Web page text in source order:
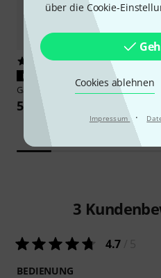
über die Cookie-
Cookies ablehnen
Impressum ·
152
PASST GARANTIERT
Gator GM-1W EVA Wireless Bag
53 €
3
4.7
BEDIENUNG